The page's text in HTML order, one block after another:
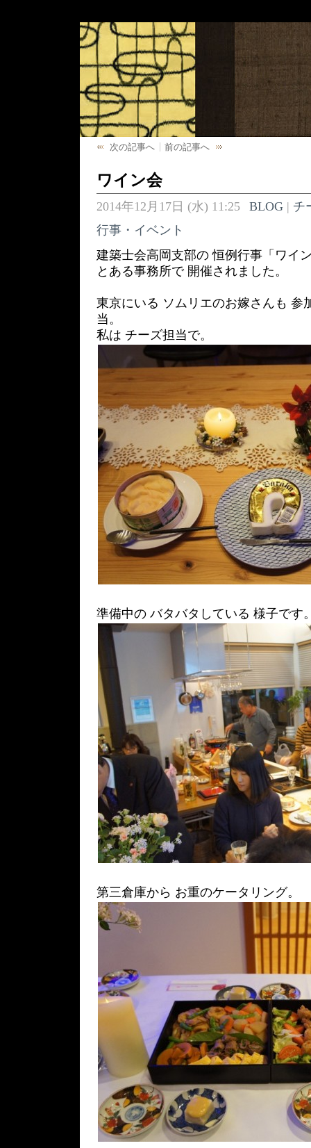
次の記事へ 前の記事へ
ワイン会
2014年12月17日 (水) 11:25 BLOG| チ
行事・イベント
建築士会高岡支部の 恒例行事「ワイ
とある事務所で 開催されました。
東京にいる ソムリエのお嫁さんも 参
当。
私は チーズ担当で。
準備中の バタバタしている 様子です
第三倉庫から お重のケータリング。